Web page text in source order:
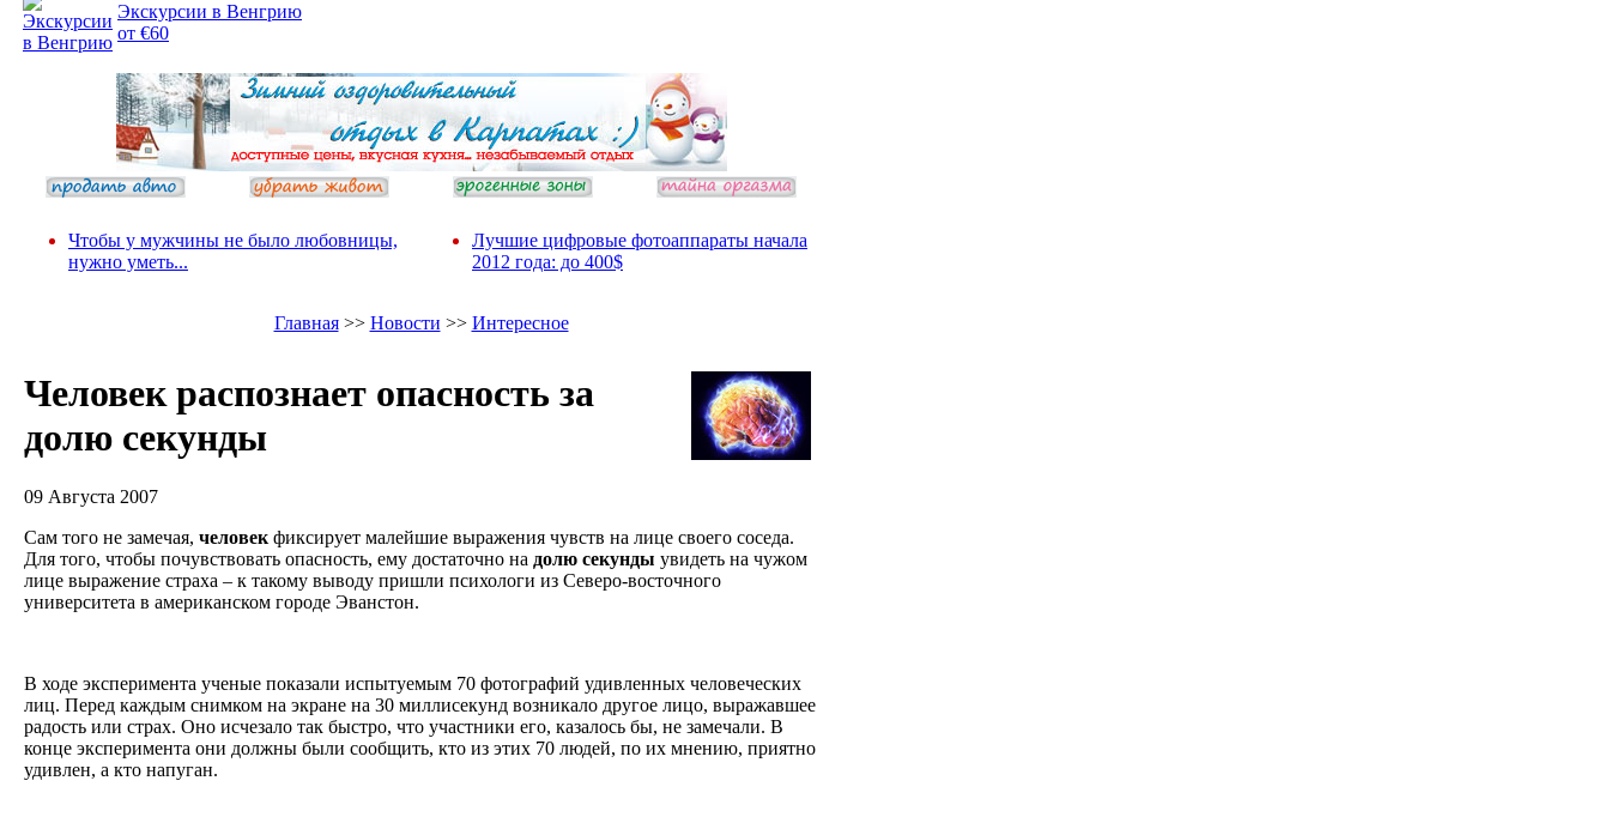
Экскурсии в Венгрию
от €60
Чтобы у мужчины не было любовницы,
нужно уметь...
Лучшие цифровые фотоаппараты начала
2012 года: до 400$
Главная>> Новости >> Интересное
Человек распознает опасность за
долю секунды
09 Августа 2007
Сам того не замечая, человек фиксирует малейшие выражения чувств на лице своего соседа.
Для того, чтобы почувствовать опасность, ему достаточно на долю секунды увидеть на чужом
лице выражение страха – к такому выводу пришли психологи из Северо-восточного
университета в американском городе Эванстон.
В ходе эксперимента ученые показали испытуемым 70 фотографий удивленных человеческих
лиц. Перед каждым снимком на экране на 30 миллисекунд возникало другое лицо, выражавшее
радость или страх. Оно исчезало так быстро, что участники его, казалось бы, не замечали. В
конце эксперимента они должны были сообщить, кто из этих 70 людей, по их мнению, приятно
удивлен, а кто напуган.